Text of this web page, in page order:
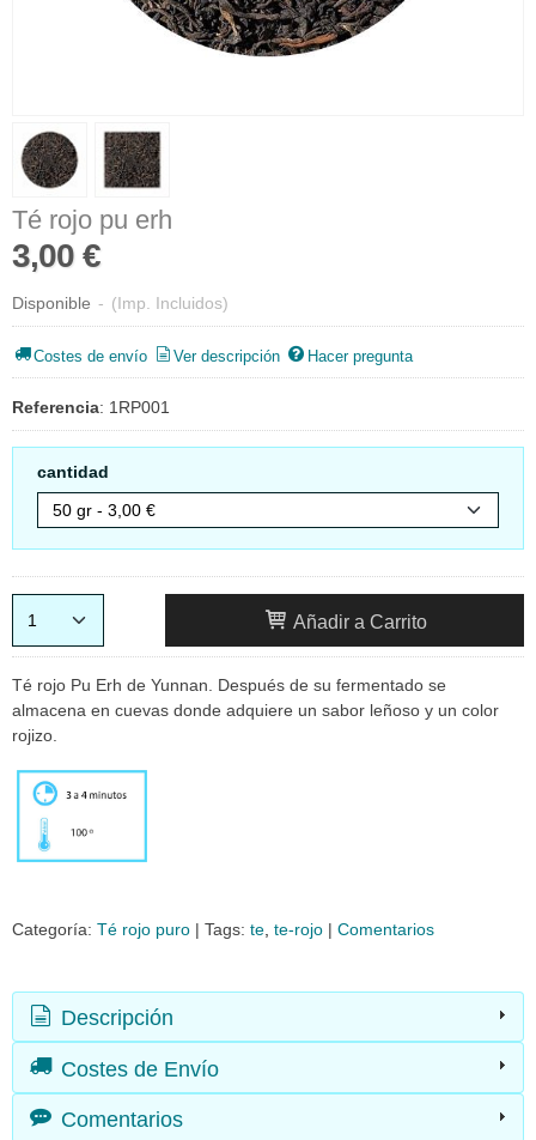
Té rojo pu erh
3,00 €
Disponible - (Imp. Incluidos)
Costes de envío Ver descripción Hacer pregunta
Referencia: 1RP001
cantidad
Añadir a Carrito
Té rojo Pu Erh de Yunnan. Después de su fermentado se
almacena en cuevas donde adquiere un sabor leñoso y un color
rojizo.
Categoría: Té rojo puro | Tags: te te-rojo | Comentarios
Descripción
Costes de Envío
Comentarios